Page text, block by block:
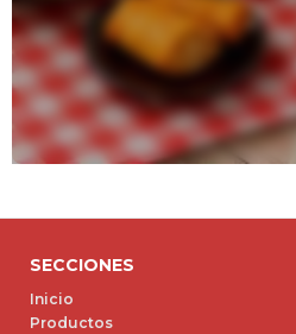
SECCIONES
Inicio
Productos